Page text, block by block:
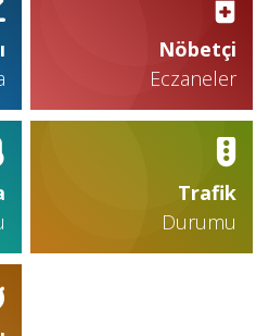
Nöbetçi
Eczaneler
Trafik
Durumu